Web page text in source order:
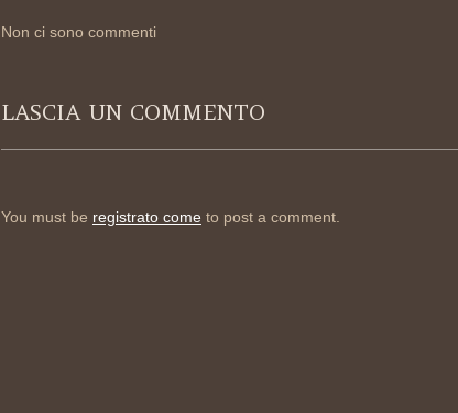
Non ci sono commenti
LASCIA UN COMMENTO
You must be registrato come to post a comment.